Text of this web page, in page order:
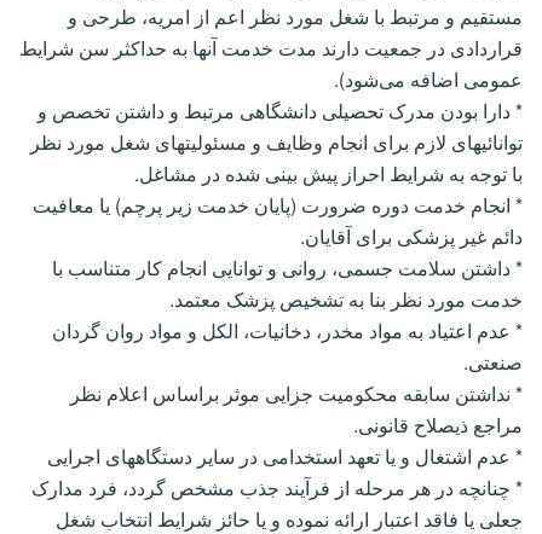
مستقیم و مرتبط با شغل مورد نظر اعم از امریه، طرحی و
قراردادی در جمعیت دارند مدت خدمت آنها به حداکثر سن شرایط
عمومی اضافه می‌شود).
* دارا بودن مدرک تحصیلی دانشگاهی مرتبط و داشتن تخصص و
توانائیهای لازم برای انجام وظایف و مسئولیتهای شغل مورد نظر
با توجه به شرایط احراز پیش بینی شده در مشاغل.
* انجام خدمت دوره ضرورت (پایان خدمت زیر پرچم) یا معافیت
دائم غیر پزشکی برای آقایان.
* داشتن سلامت جسمی، روانی و توانایی انجام کار متناسب با
خدمت مورد نظر بنا به تشخیص پزشک معتمد.
* عدم اعتیاد به مواد مخدر، دخانیات، الکل و مواد روان گردان
صنعتی.
* نداشتن سابقه محکومیت جزایی موثر براساس اعلام نظر
مراجع ذیصلاح قانونی.
* عدم اشتغال و یا تعهد استخدامی در سایر دستگاههای اجرایی
* چنانچه در هر مرحله از فرآیند جذب مشخص گردد، فرد مدارک
جعلی یا فاقد اعتبار ارائه نموده و یا حائز شرایط انتخاب شغل